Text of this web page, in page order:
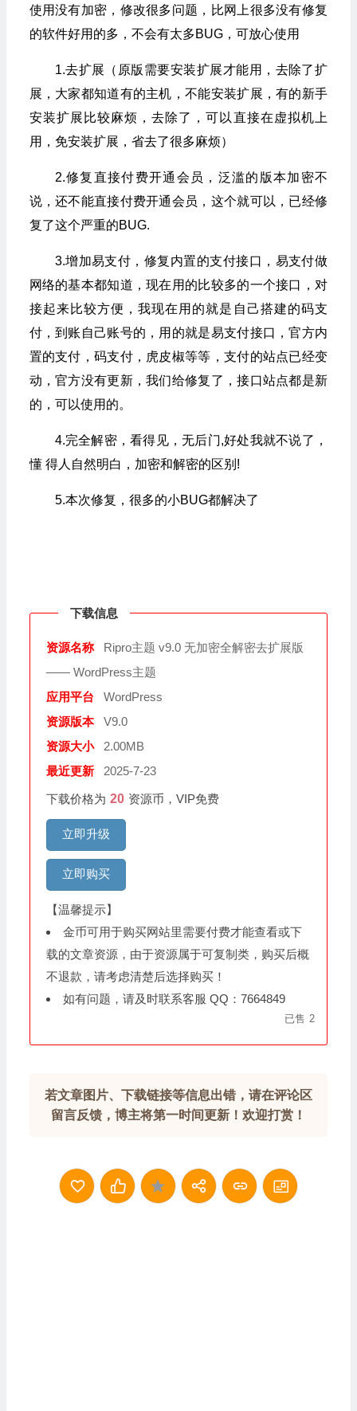
使用没有加密，修改很多问题，比网上很多没有修复
的软件好用的多，不会有太多BUG，可放心使用
1.去扩展（原版需要安装扩展才能用，去除了扩
展，大家都知道有的主机，不能安装扩展，有的新手
安装扩展比较麻烦，去除了，可以直接在虚拟机上
用，免安装扩展，省去了很多麻烦）
2.修复直接付费开通会员，泛滥的版本加密不
说，还不能直接付费开通会员，这个就可以，已经修
复了这个严重的BUG.
3.增加易支付，修复内置的支付接口，易支付做
网络的基本都知道，现在用的比较多的一个接口，对
接起来比较方便，我现在用的就是自己搭建的码支
付，到账自己账号的，用的就是易支付接口，官方内
置的支付，码支付，虎皮椒等等，支付的站点已经变
动，官方没有更新，我们给修复了，接口站点都是新
的，可以使用的。
4.完全解密，看得见，无后门,好处我就不说了，
懂 得人自然明白，加密和解密的区别!
5.本次修复，很多的小BUG都解决了
下载信息
资源名称
Ripro主题 v9.0 无加密全解密去扩展版
—— WordPress主题
应用平台
WordPress
资源版本
V9.0
资源大小
2.00MB
最近更新
2025-7-23
下载价格为 20 资源币，VIP免费
立即升级
立即购买
【温馨提示】
金币可用于购买网站里需要付费才能查看或下
载的文章资源，由于资源属于可复制类，购买后概
不退款，请考虑清楚后选择购买！
如有问题，请及时联系客服 QQ：7664849
已售 2
若文章图片、下载链接等信息出错，请在评论区
留言反馈，博主将第一时间更新！欢迎打赏！